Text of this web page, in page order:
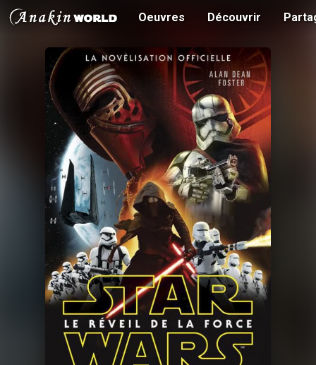
Oeuvres Découvrir